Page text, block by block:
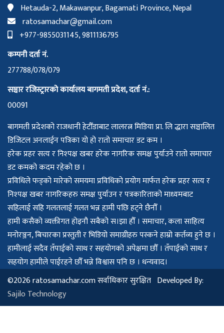
Hetauda-2, Makawanpur, Bagamati Province, Nepal
ratosamachar@gmail.com
+977-9855031145, 9811136795
कम्पनी दर्ता नं.
277788/078/079
सञ्चार रजिस्ट्रारको कार्यालय बागमती प्रदेश, दर्ता नं.:
00091
बागमती प्रदेशको राजधानी हेटौँडाबाट लालरत्न मिडिया प्रा. लि द्धारा सञ्चालित
डिजिटल अनलाईन पत्रिका यो हो रातो समाचार डट कम ।
हरेक प्रहर सत्य र निश्पक्ष खबर हरेक नागरिक समक्ष पुर्याउने रातो समाचार
डट कमको कदम रहेको छ ।
प्रविधिले फड्को मारेको समयमा प्रविधिको प्रयोग मार्फत हरेक प्रहर सत्य र
निश्पक्ष खबर नागरिकहरु समक्ष पुर्याउन र पत्रकारिताको माध्यमबाट
सहिलाई सहि गलतलाई गलत भन्न हामी पछि हट्ने छैनौँ ।
हामी कसैको व्यक्तीगत होइनौ सबैको स।झा हौँ । समाचार, कला साहित्य
मनोरञ्जन, बिचारका प्रस्तुती र भिडियो समाग्रीहरु पस्कने हाम्रो कर्तव्य हुने छ ।
हामीलाई सदैव तँपाईको साथ र सहयोगको अपेक्षमा छौँ । तँपाईको साथ र
सहयोग हामीले पाईरहने छौँ भन्ने विश्वास पनि छ । धन्यवाद।
©2026 ratosamachar.com सर्वाधिकार सुरक्षित Developed By:
Sajilo Technology